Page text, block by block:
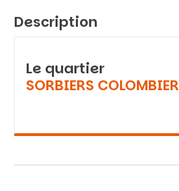
Description
Le quartier
SORBIERS COLOMBIER